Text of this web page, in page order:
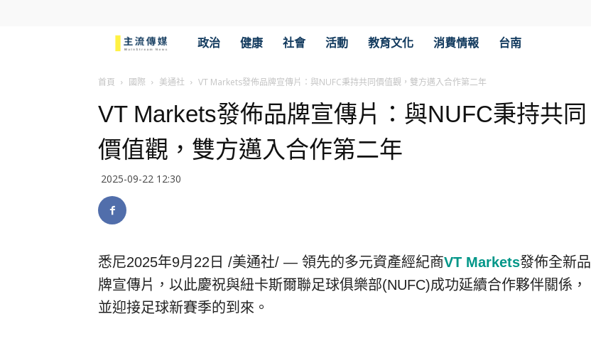
傳
媒
政治 健康 社會 活動 教育文化 消費情報 台南
首頁 國際 美通社 VT Markets發佈品牌宣傳片：與NUFC秉持共同價值觀，雙方邁入合作第二年
VT Markets發佈品牌宣傳片：與NUFC秉持共同
價值觀，雙方邁入合作第二年
2025-09-22 12:30
悉尼2025年9月22日 /美通社/ — 領先的多元資產經紀商VT Markets發佈全新品
牌宣傳片，以此慶祝與紐卡斯爾聯足球俱樂部(NUFC)成功延續合作夥伴關係，
並迎接足球新賽季的到來。